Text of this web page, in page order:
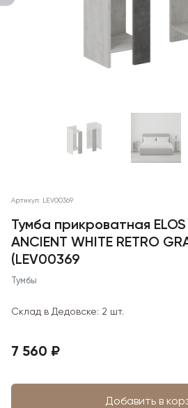
Артикул: LEV00369
Тумба прикроватная ELOS
ANCIENT WHITE RETRO
(LEV00369
Тумбы
Склад в Дедовске: 2 шт.
7 560 ₽
Добавить в